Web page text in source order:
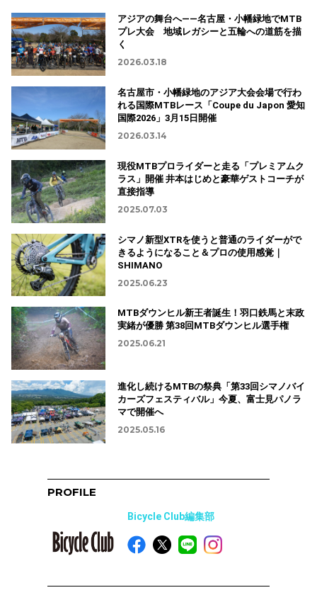
アジアの舞台へ――名古屋・小幡緑地でMTB
プレ大会 地域レガシーと五輪への道筋を描
く
2026.03.18
名古屋市・小幡緑地のアジア大会会場で行わ
れる国際MTBレース「Coupe du Japon 愛知
国際2026」3月15日開催
2026.03.14
現役MTBプロライダーと走る「プレミアムク
ラス」開催 井本はじめと豪華ゲストコーチが
直接指導
2025.07.03
シマノ新型XTRを使うと普通のライダーがで
きるようになること＆プロの使用感覚｜
SHIMANO
2025.06.23
MTBダウンヒル新王者誕生！羽口鉄馬と末政
実緒が優勝 第38回MTBダウンヒル選手権
2025.06.21
進化し続けるMTBの祭典「第33回シマノバイ
カーズフェスティバル」今夏、富士見パノラ
マで開催へ
2025.05.16
PROFILE
Bicycle Club編集部